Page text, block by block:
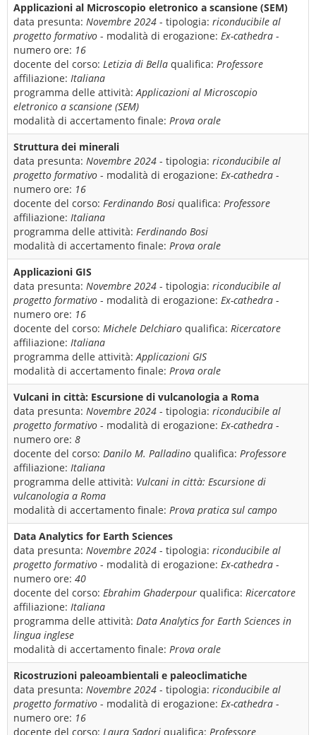
Applicazioni al Microscopio eletronico a scansione (SEM)
data presunta: Novembre 2024 - tipologia: riconducibile al
progetto formativo - modalità di erogazione: Ex-cathedra -
numero ore: 16
docente del corso: Letizia di Bella qualifica: Professore
affiliazione: Italiana
programma delle attività:Applicazioni al Microscopio
eletronico a scansione (SEM)
modalità di accertamento finale: Prova orale
Struttura dei minerali
data presunta: Novembre 2024 - tipologia: riconducibile al
progetto formativo - modalità di erogazione: Ex-cathedra -
numero ore: 16
docente del corso: Ferdinando Bosi qualifica: Professore
affiliazione: Italiana
programma delle attività: Ferdinando Bosi
modalità di accertamento finale: Prova orale
Applicazioni GIS
data presunta: Novembre 2024 - tipologia: riconducibile al
progetto formativo - modalità di erogazione: Ex-cathedra -
numero ore: 16
docente del corso: Michele Delchiaro qualifica: Ricercatore
affiliazione: Italiana
programma delle attività:Applicazioni GIS
modalità di accertamento finale: Prova orale
Vulcani in città: Escursione di vulcanologia a Roma
data presunta: Novembre 2024 - tipologia: riconducibile al
progetto formativo - modalità di erogazione: Ex-cathedra -
numero ore: 8
docente del corso: Danilo M. Palladino qualifica: Professore
affiliazione: Italiana
programma delle attività: Vulcani in città: Escursione di
vulcanologia a Roma
modalità di accertamento finale: Prova pratica sul campo
Data Analytics for Earth Sciences
data presunta: Novembre 2024 - tipologia: riconducibile al
progetto formativo - modalità di erogazione: Ex-cathedra -
numero ore: 40
docente del corso: Ebrahim Ghaderpour qualifica: Ricercatore
affiliazione: Italiana
programma delle attività: Data Analytics for Earth Sciences in
lingua inglese
modalità di accertamento finale: Prova orale
Ricostruzioni paleoambientali e paleoclimatiche
data presunta: Novembre 2024 - tipologia: riconducibile al
progetto formativo - modalità di erogazione: Ex-cathedra -
numero ore: 16
docente del corso: Laura Sadori qualifica: Professore